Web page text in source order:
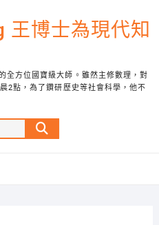
王博士為現代知
全方位國寶級大師。雖然主修數理，對
2點，為了鑽研歷史等社會科學，他不
Search
…